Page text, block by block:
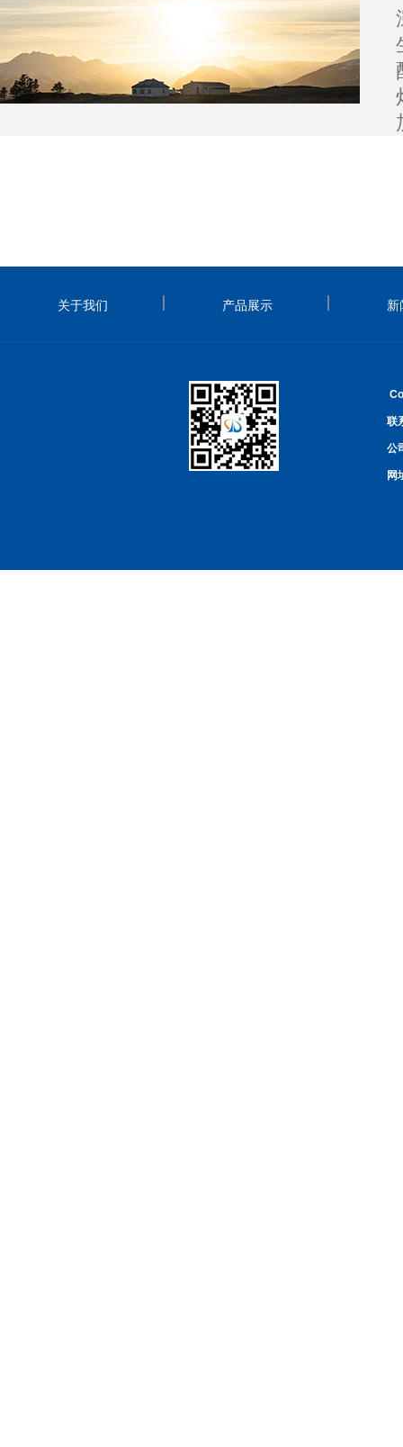
关于我们 产品展示 新
联
公
网